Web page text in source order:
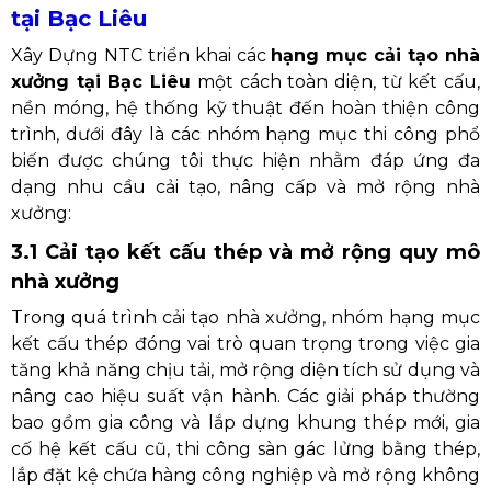
tại Bạc Liêu
Xây Dựng NTC triển khai các hạng mục cải tạo nhà
xưởng tại Bạc Liêu một cách toàn diện, từ kết cấu,
nền móng, hệ thống kỹ thuật đến hoàn thiện công
trình, dưới đây là các nhóm hạng mục thi công phổ
biến được chúng tôi thực hiện nhằm đáp ứng đa
dạng nhu cầu cải tạo, nâng cấp và mở rộng nhà
xưởng:
3.1 Cải tạo kết cấu thép và mở rộng quy mô
nhà xưởng
Trong quá trình cải tạo nhà xưởng, nhóm hạng mục
kết cấu thép đóng vai trò quan trọng trong việc gia
tăng khả năng chịu tải, mở rộng diện tích sử dụng và
nâng cao hiệu suất vận hành. Các giải pháp thường
bao gồm gia công và lắp dựng khung thép mới, gia
cố hệ kết cấu cũ, thi công sàn gác lửng bằng thép,
lắp đặt kệ chứa hàng công nghiệp và mở rộng không